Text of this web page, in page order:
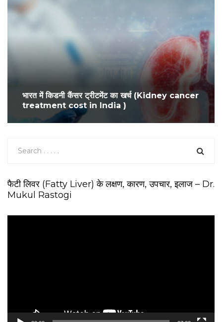
भारत में किडनी कैंसर ट्रीटमेंट का खर्च (Kidney cancer
treatment cost in India )
फैटी लिवर (Fatty Liver) के लक्षण, कारण, उपचार, इलाज – Dr.
Mukul Rastogi